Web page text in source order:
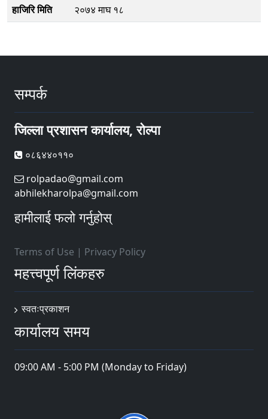
हाजिरि मिति
२०७४ माघ १८
सम्पर्क
जिल्ला प्रशासन कार्यालय, रोल्पा
०८६४४०११०
rolpadao@gmail.com
abhilekharolpa@gmail.com
हामीलाई फलो गर्नुहोस्
Terms of Use | Privacy Policy
महत्त्वपूर्ण लिंकहरु
स्वतःप्रकाशन
कार्यालय समय
09:00 AM - 5:00 PM (Monday to Friday)